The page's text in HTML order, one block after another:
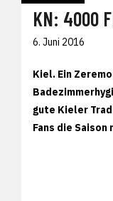
KN: 4000
6. Juni 2016
Kiel. Ein
gute Kieler
Fans die